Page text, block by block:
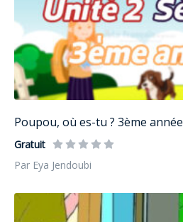
Poupou, où es-tu ? 3ème année
Gratuit
Par Eya Jendoubi